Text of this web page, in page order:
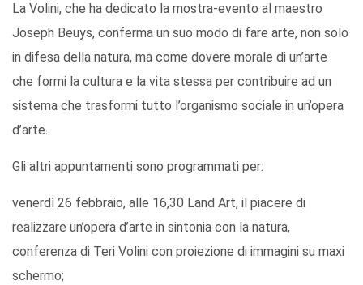
La Volini, che ha dedicato la mostra-evento al maestro
Joseph Beuys, conferma un suo modo di fare arte, non solo
in difesa della natura, ma come dovere morale di un’arte
che formi la cultura e la vita stessa per contribuire ad un
sistema che trasformi tutto l’organismo sociale in un’opera
d’arte.
Gli altri appuntamenti sono programmati per:
venerdì 26 febbraio, alle 16,30 Land Art, il piacere di
realizzare un’opera d’arte in sintonia con la natura,
conferenza di Teri Volini con proiezione di immagini su maxi
schermo;